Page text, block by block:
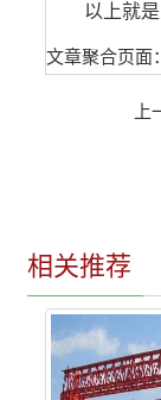
以上就是
文章聚合页面
上
相关推荐